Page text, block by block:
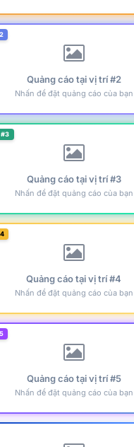
Quảng cáo tại vị trí #2
Nhấn để đặt quảng cáo của bạn
Quảng cáo tại vị trí #3
Nhấn để đặt quảng cáo của bạn
Quảng cáo tại vị trí #4
Nhấn để đặt quảng cáo của bạn
Quảng cáo tại vị trí #5
Nhấn để đặt quảng cáo của bạn